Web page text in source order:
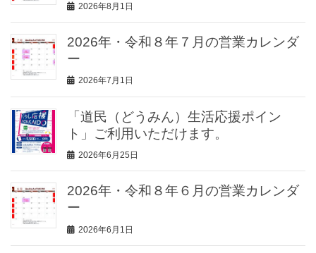
2026年8月1日
2026年・令和８年７月の営業カレンダ
ー
2026年7月1日
「道民（どうみん）生活応援ポイン
ト」ご利用いただけます。
2026年6月25日
2026年・令和８年６月の営業カレンダ
ー
2026年6月1日